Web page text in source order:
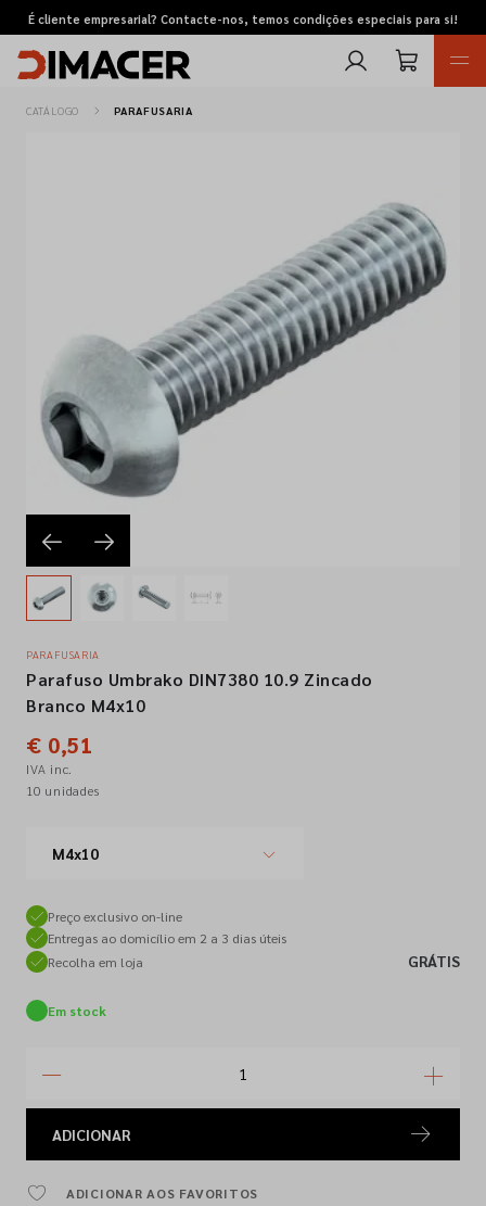
É cliente empresarial? Contacte-nos, temos condições especiais para si!
Pedidos de cotação
Marcas
Favoritos
Empresa
Contactos
Siga-nos nas redes sociais
CATÁLOGO PARAFUSARIA
PARAFUSARIA
Parafuso Umbrako DIN7380 10.9 Zincado
Branco M4x10
€ 0,51
IVA inc.
10 unidades
M4x10
Preço exclusivo on-line
Entregas ao domicílio em 2 a 3 dias úteis
Recolha em loja
GRÁTIS
Em stock
ADICIONAR
ADICIONAR AOS FAVORITOS